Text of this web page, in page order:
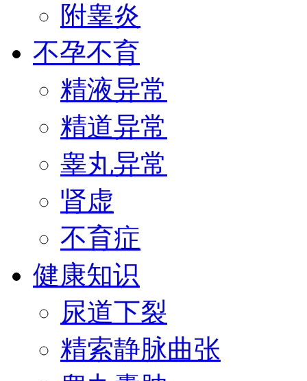
附睾炎
不孕不育
精液异常
精道异常
睾丸异常
肾虚
不育症
健康知识
尿道下裂
精索静脉曲张